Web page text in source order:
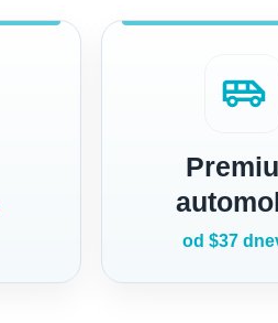
airport_shuttle
od $37